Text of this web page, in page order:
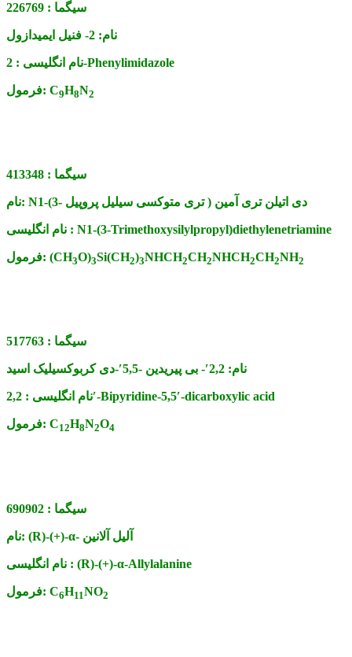
سیگما : 226769
نام: 2- فنیل ایمیدازول
نام انگلیسی :2-Phenylimidazole
فرمول: C9H8N2
سیگما : 413348
نام: N1-(3- تری متوکسی سیلیل پروپیل ) دی اتیلن تری آمین
نام انگلیسی : N1-(3-Trimethoxysilylpropyl)diethylenetriamine
فرمول: (CH3O)3Si(CH2)3NHCH2CH2NHCH2CH2NH2
سیگما : 517763
نام: 2,2′- بی پیریدین -5,5′-دی کربوکسیلیک اسید
نام انگلیسی :2,2′-Bipyridine-5,5′-dicarboxylic acid
فرمول: C12H8N2O4
سیگما : 690902
نام: (R)-(+)-α- آلیل آلانین
نام انگلیسی : (R)-(+)-α-Allylalanine
فرمول: C6H11NO2